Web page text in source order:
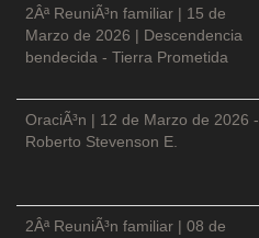
2Âª ReuniÃ³n familiar | 15 de
Marzo de 2026 | Descendencia
bendecida - Tierra Prometida
OraciÃ³n | 12 de Marzo de 2026 -
Roberto Stevenson E.
2Âª ReuniÃ³n familiar | 08 de